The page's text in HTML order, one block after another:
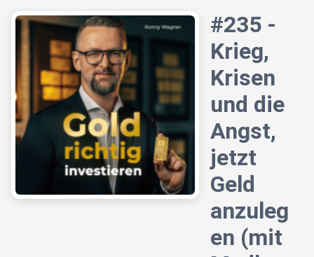
#235 -
Krieg,
Krisen
und die
Angst,
jetzt
Geld
anzuleg
en (mit